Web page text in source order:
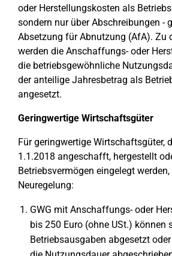
oder Herstellungskosten als
sondern nur über Abschreibungen -
Absetzung für Abnutzung (AfA). Zu
werden die Anschaffungs- oder
die betriebsgewöhnliche
der anteilige Jahresbetrag als
angesetzt.
Geringwertige Wirtschaftsgüter
Für geringwertige Wirtschaftsgüter,
1.1.2018 angeschafft, hergestellt
Betriebsvermögen eingelegt
Neuregelung:
GWG mit Anschaffungs- oder
bis 250 Euro (ohne USt.) können
Betriebsausgaben abgesetzt